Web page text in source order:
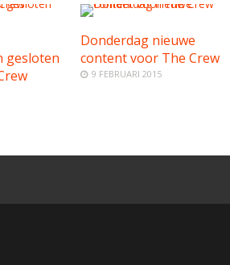
gesloten
Donderdag nieuwe
content voor The Crew
9 FEBRUARI 2015